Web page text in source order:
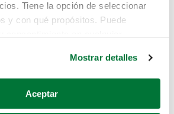
Tiene la opción de seleccionar
y con qué propósitos. Puede
quisiéramos:
sobre su ubicación geográfica
Mostrar detalles
Aceptar
el coche que estás
de estos enlaces:
mano